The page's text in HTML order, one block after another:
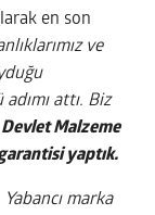
en son
ve
attı. Biz
Devlet Malzeme
yaptık.
marka